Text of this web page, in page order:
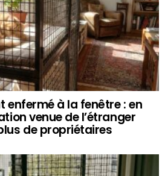
enfermé à la fenêtre : en
venue de l’étranger
de propriétaires